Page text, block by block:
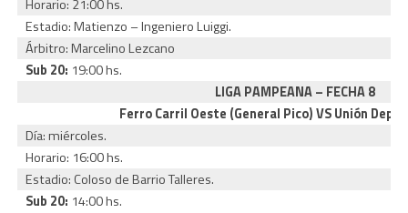
Horario: 21:00 hs.
Estadio: Matienzo – Ingeniero Luiggi.
Árbitro: Marcelino Lezcano
Sub 20: 19:00 hs.
LIGA PAMPEANA – FECHA 8
Ferro Carril Oeste (General Pico) VS Unión
Día: miércoles.
Horario: 16:00 hs.
Estadio: Coloso de Barrio Talleres.
Sub 20: 14:00 hs.